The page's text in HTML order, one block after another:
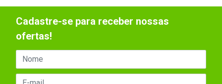
Cadastre-se para receber nossas
ofertas!